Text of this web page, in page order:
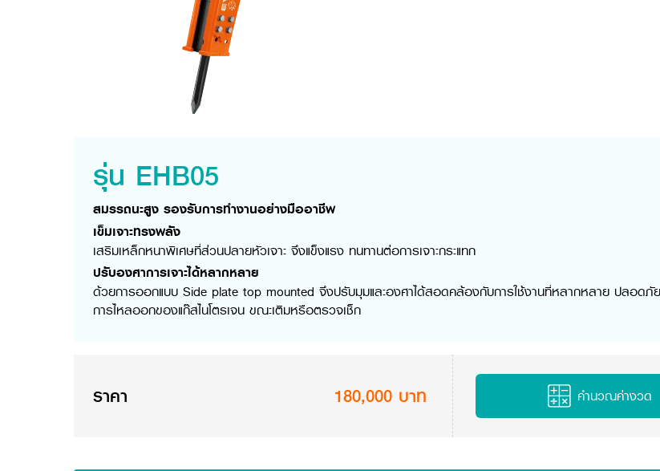
รุ่น EHB05
สมรรถนะสูง รองรับการทำงานอย่างมืออาชีพ
เข็มเจาะทรงพลัง
เสริมเหล็กหนาพิเศษที่ส่วนปลายหัวเจาะ จึงแข็งแรง ทนทานต่อการเจาะกระแทก
ปรับองศาการเจาะได้หลากหลาย
ด้วยการออกแบบ Side plate top mounted จึงปรับมุมและองศาได้สอดคล้องกับการใช้งานที่หลากหลาย ปลอด
การไหลออกของแก๊สไนโตรเจน ขณะเติมหรือตรวจเช็ก
ราคา 180,000 บาท คำนวณค่างวด